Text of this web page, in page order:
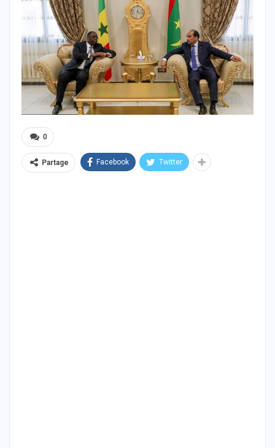
0
Partage Facebook Twitter